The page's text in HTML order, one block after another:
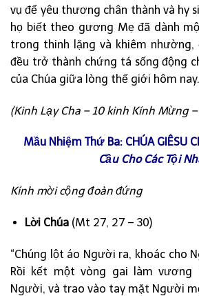
vụ để yêu thương chân thành và hy
họ biết theo gương Mẹ đã dành
trong thinh lặng và khiêm nhường,
đều trở thành chứng tá sống động
của Chúa giữa lòng thế giới hôm nay.
(Kinh Lạy Cha – 10 kinh Kính Mừng
Mầu Nhiệm Thứ Ba: CHÚA GIÊSU
Cầu Cho Các Tội
Kính mời cộng đoàn đứng
Lời Chúa(Mt 27, 27 – 30)
“Chúng lột áo Người ra, khoác cho
Rồi kết một vòng gai làm vương
Người, và trao vào tay mặt Người